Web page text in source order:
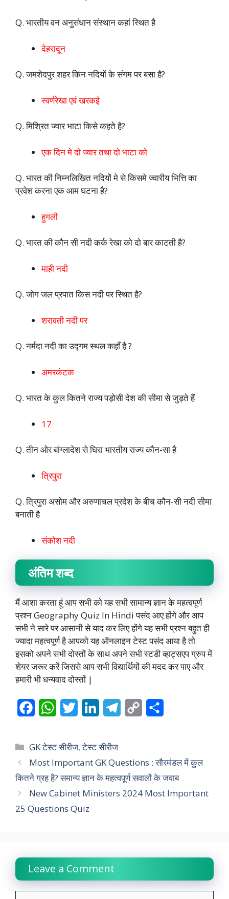
Q. भारतीय वन अनुसंधान संस्थान कहां स्थित है
देहरादून
Q. जमशेदपुर शहर किन नदियों के संगम पर बसा है?
स्वर्णरेखा एवं खरकई
Q. मिश्रित ज्वार भाटा किसे कहते है?
एक दिन मे दो ज्वार तथा दो भाटा को
Q. भारत की निम्नलिखित नदियों मे से किसमे ज्वारीय भित्ति का
प्रवेश करना एक आम घटना है?
हुगली
Q. भारत की कौन सी नदी कर्क रेखा को दो बार काटती है?
माही नदी
Q. जोग जल प्रपात किस नदी पर स्थित है?
शरावती नदी पर
Q. नर्मदा नदी का उद्गम स्थल कहाँ है ?
अमरकंटक
Q. भारत के कुल कितने राज्य पड़ोसी देश की सीमा से जुड़ते हैं
17
Q. तीन ओर बांग्लादेश से घिरा भारतीय राज्य कौन-सा है
त्रिपुरा
Q. त्रिपुरा असोम और अरुणाचल प्रदेश के बीच कौन-सी नदी सीमा
बनाती है
संकोश नदी
अंतिम शब्द
मैं आशा करता हूं आप सभी को यह सभी सामान्य ज्ञान के महत्वपूर्ण
प्रश्न Geography Quiz In Hindi पसंद आए होंगे और आप
सभी ने सारे पर आसानी से याद कर लिए होंगे यह सभी प्रश्न बहुत ही
ज्यादा महत्वपूर्ण है आपको यह ऑनलाइन टेस्ट पसंद आया है तो
इसको अपने सभी दोस्तों के साथ अपने सभी स्टडी व्हाट्सएप ग्रुप में
शेयर जरूर करें जिससे आप सभी विद्यार्थियों की मदद कर पाए और
हमारी भी धन्यवाद दोस्तों |
c
e
b
o
o
W
a
t
s
A
p
i
t
t
e
r
n
k
e
d
e
g
r
y
L
i
r
e
Categories
GK टेस्ट सीरीज,टेस्ट सीरीज
Most Important GK Questions : सौरमंडल में कुल
कितने ग्रह है? समान्य ज्ञान के महत्वपूर्ण सवालों के जवाब
New Cabinet Ministers 2024 Most Important
25 Questions Quiz
Leave a Comment